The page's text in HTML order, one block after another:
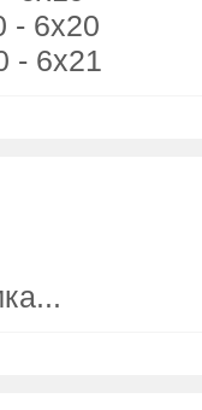
- 6x20
- 6x21